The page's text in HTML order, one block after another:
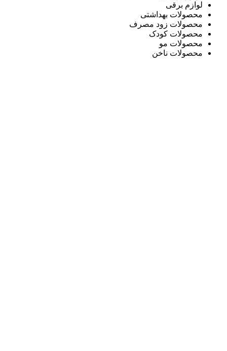
لوازم برقی
محصولات بهداشتی
محصولات زود مصرف
محصولات کودک
محصولات مو
محصولات ناخن